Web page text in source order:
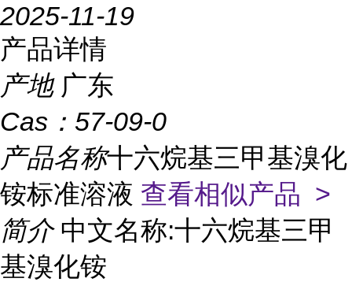
2025-11-19
产品详情
产地 广东
Cas： 57-09-0
产品名称十六烷基三甲基溴化
铵标准溶液 查看相似产品 >
简介 中文名称:十六烷基三甲
基溴化铵